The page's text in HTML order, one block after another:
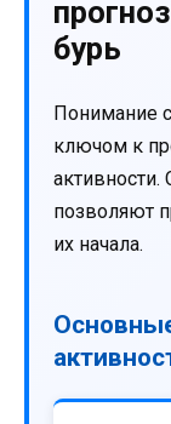
бурь
Понимание
ключом к
позволяют
их начала.